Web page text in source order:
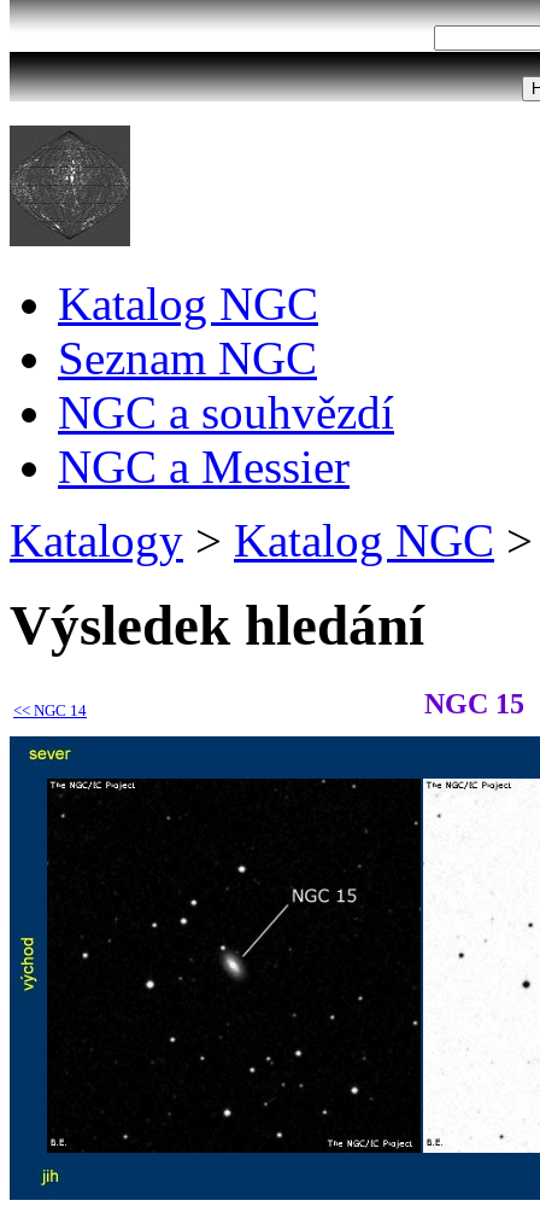
Katalog NGC
Seznam NGC
NGC a souhvězdí
NGC a Messier
Katalogy > Katalog NGC >
Výsledek hledání
<< NGC 14 NGC 15